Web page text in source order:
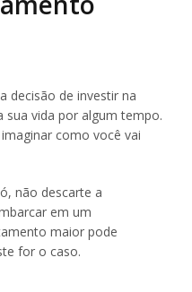
decisão de investir na
vida por algum tempo.
como você vai
não descarte a
em um
maior pode
for o caso.